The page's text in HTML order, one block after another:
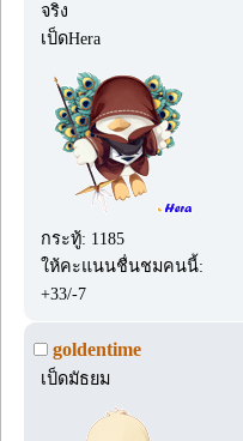
จริง
เป็ดHera
กระทู้: 1185
ให้คะแนนชื่นชมคนนี้:
+33/-7
goldentime
เป็ดมัธยม